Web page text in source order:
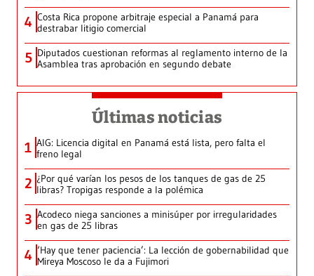
4 Costa Rica propone arbitraje especial a Panamá para
destrabar litigio comercial
5 Diputados cuestionan reformas al reglamento interno de la
Asamblea tras aprobación en segundo debate
Últimas noticias
1 AIG: Licencia digital en Panamá está lista, pero falta el
freno legal
2 ¿Por qué varían los pesos de los tanques de gas de 25
libras? Tropigas responde a la polémica
3 Acodeco niega sanciones a minisúper por irregularidades
en gas de 25 libras
4 ‘Hay que tener paciencia’: La lección de gobernabilidad que
Mireya Moscoso le da a Fujimori